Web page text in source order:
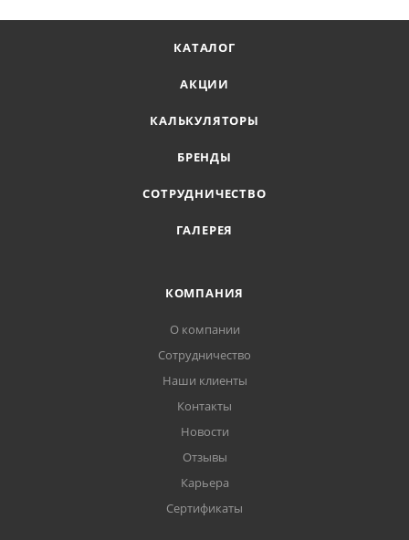
КАТАЛОГ
АКЦИИ
КАЛЬКУЛЯТОРЫ
БРЕНДЫ
СОТРУДНИЧЕСТВО
ГАЛЕРЕЯ
КОМПАНИЯ
О компании
Сотрудничество
Наши клиенты
Контакты
Новости
Отзывы
Карьера
Сертификаты